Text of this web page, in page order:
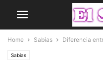
Home Sabias Diferencia
Sabias